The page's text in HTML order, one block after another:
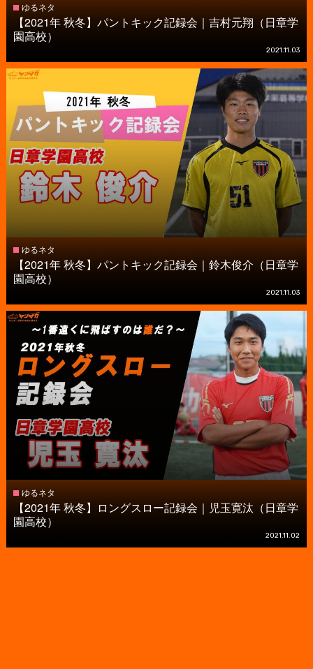
ゆるネタ
【2021年 秋冬】パントキック記録会｜吉村元翔（日章学
園高校）
2021.11.03
ゆるネタ
【2021年 秋冬】パントキック記録会｜鈴木俊介（日章学
園高校）
2021.11.03
ゆるネタ
【2021年 秋冬】ロングスロー記録会｜児玉寛汰（日章学
園高校）
2021.11.02